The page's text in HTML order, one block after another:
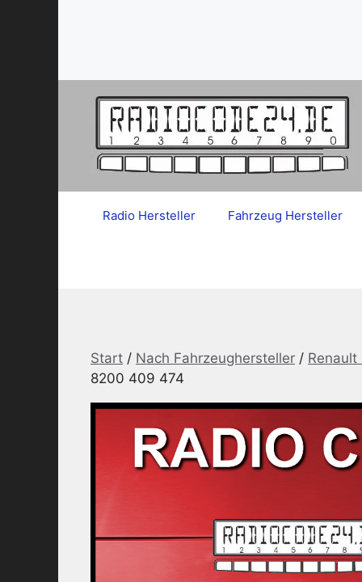
Radio Hersteller Fahrzeug Hersteller
Start / Nach Fahrzeughersteller / Renault
8200 409 474